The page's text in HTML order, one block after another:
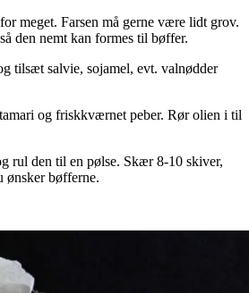
meget. Farsen må gerne være lidt grov.
den nemt kan formes til bøffer.
tilsæt salvie, sojamel, evt. valnødder
og friskkværnet peber. Rør olien i til
rul den til en pølse. Skær 8-10 skiver,
ønsker bøfferne.